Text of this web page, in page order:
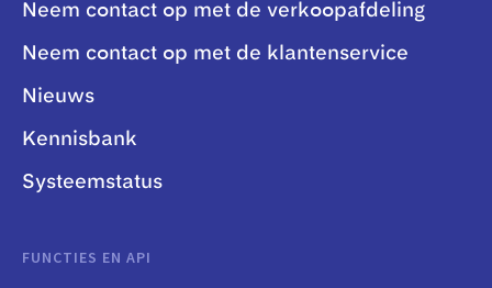
Neem contact op met de verkoopafdeling
Neem contact op met de klantenservice
Nieuws
Kennisbank
Systeemstatus
FUNCTIES EN API